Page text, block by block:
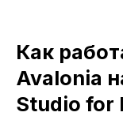
Как
Avalonia
Studio for